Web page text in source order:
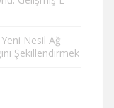
Nesil Ağ
Şekillendirmek